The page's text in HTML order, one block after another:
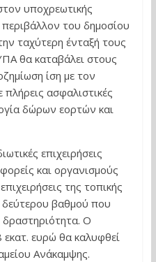
υποχρεωτικής
του δημοσίου
ταχύτερη ένταξή τους
θα καταβάλει στους
ίση με τον
ασφαλιστικές
δώρων εορτών και
επιχειρήσεις
και οργανισμούς
της τοπικής
δεύτερου βαθμού που
δραστηριότητα. Ο
ευρώ θα καλυφθεί
Ανάκαμψης.